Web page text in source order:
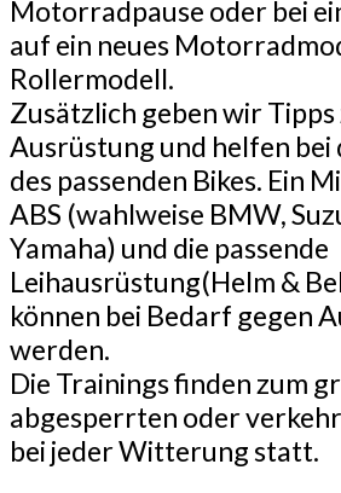
Motorradpause oder bei
auf ein neues
Rollermodell.
Zusätzlich geben wir
Ausrüstung und helfen bei
des passenden Bikes. Ein
ABS (wahlweise BMW,
Yamaha) und die passende
Leihausrüstung(Helm &
können bei Bedarf gegen
werden.
Die Trainings finden zum
abgesperrten oder
bei jeder Witterung statt.